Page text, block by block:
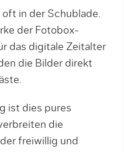
in der Schublade.
der Fotobox-
das digitale Zeitalter
die Bilder direkt
ist dies pures
die
freiwillig und